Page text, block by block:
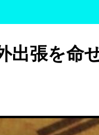
出張を命